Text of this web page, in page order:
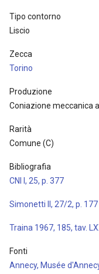
Tipo contorno
Liscio
Zecca
Torino
Produzione
Coniazione meccanica
Rarità
Comune (C)
Bibliografia
CNI I, 25, p. 377
Simonetti II, 27/2, p. 177
Traina 1967, 185, tav.
Fonti
Annecy, Musée